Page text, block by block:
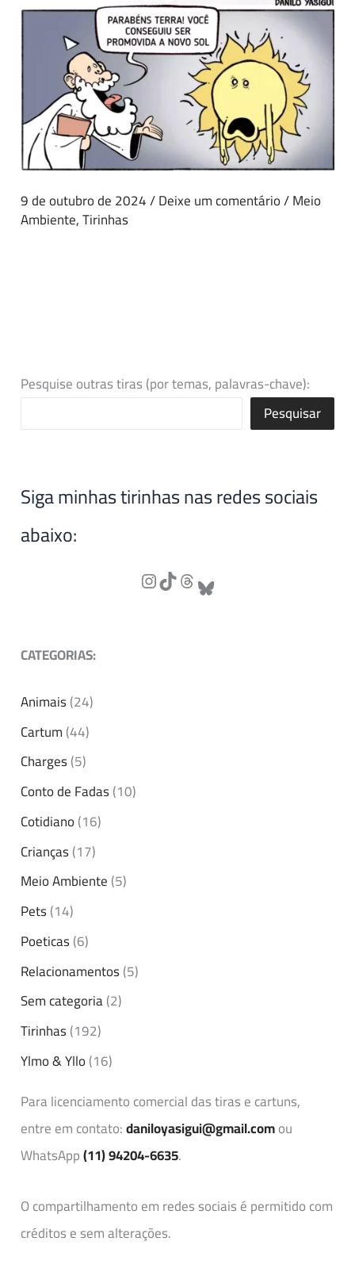
9 de outubro de 2024/Deixe um comentário/Meio
Ambiente,Tirinhas
Pesquise outras tiras (por temas, palavras-chave):
Pesquisar
Siga minhas tirinhas nas redes sociais
abaixo:
CATEGORIAS:
Animais(24)
Cartum(44)
Charges(5)
Conto de Fadas(10)
Cotidiano(16)
Crianças(17)
Meio Ambiente(5)
Pets(14)
Poeticas(6)
Relacionamentos(5)
Sem categoria(2)
Tirinhas(192)
Ylmo & Yllo(16)
Para licenciamento comercial das tiras e cartuns,
entre em contato:daniloyasigui@gmail.comou
WhatsApp(11) 94204-6635.
O compartilhamento em redes sociais é permitido com
créditos e sem alterações.